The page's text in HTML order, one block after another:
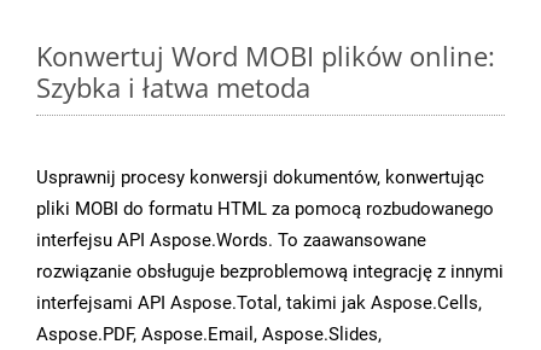
Konwertuj Word MOBI plików online:
Szybka i łatwa metoda
Usprawnij procesy konwersji dokumentów, konwertując
pliki MOBI do formatu HTML za pomocą rozbudowanego
interfejsu API Aspose.Words. To zaawansowane
rozwiązanie obsługuje bezproblemową integrację z innymi
interfejsami API Aspose.Total, takimi jak Aspose.Cells,
Aspose.PDF, Aspose.Email, Aspose.Slides,